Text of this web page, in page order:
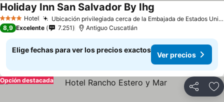
4 EstrellasHotel Ubicación privilegiada cerca de la Embajada de Estados Unidos
Holiday Inn San Salvador By Ihg
8,9 Excelente 7.251 Antiguo Cuscatlán
Elige fechas para ver los precios exactos
Ver precios
Compartir
Opción destacada